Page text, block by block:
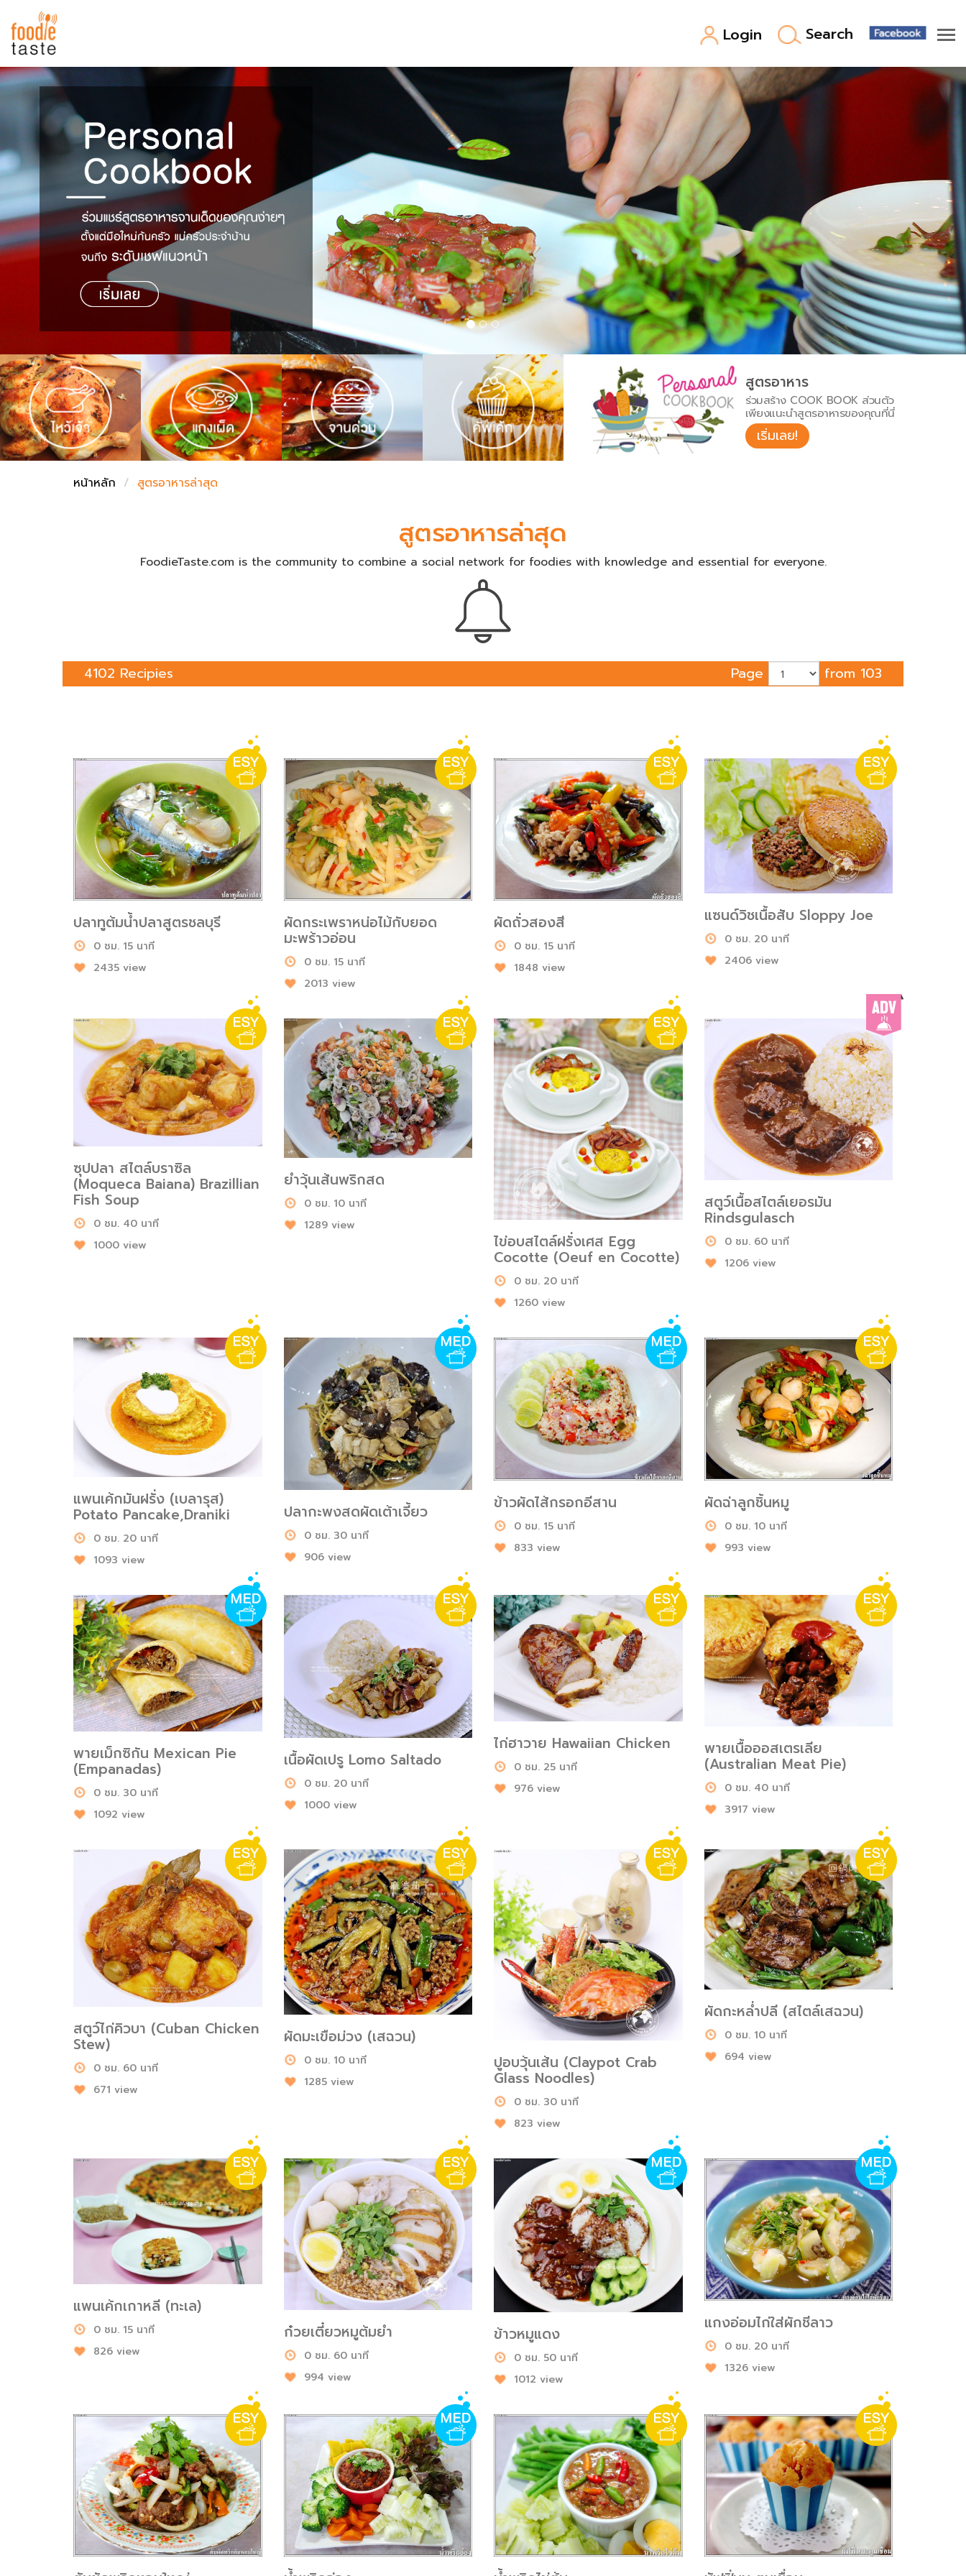
Login Search
สูตรอาหาร
สูตรอาหารล่าสุด
Top Foodie
พาไปชิม
สารพันก้นครัว
เคล็ดลับน่ารู้
เปรียบเทียบหน่วยการตวง
เปรียบเทียบอุณหภูมิ
เปรียบเทียบน้ำหนักวัตถุดิบ
ชั่งตวงเนย
FoodPedia
สร้าง Cookbook
สูตรอาหาร
ร่วมสร้าง COOK BOOK ส่วนตัว
เพียงแนะนำสูตรอาหารของคุณที่นี่
เริ่มเลย!
หน้าหลัก สูตรอาหารล่าสุด
สูตรอาหารล่าสุด
FoodieTaste.com is the community to combine a social network for foodies with knowledge and essential for everyone.
4102 Recipies Page from 103
ปลาทูต้มน้ำปลาสูตรชลบุรี
0 ชม. 15 นาที
2435 view
ผัดกระเพราหน่อไม้กับยอด
มะพร้าวอ่อน
0 ชม. 15 นาที
2013 view
ผัดถั่วสองสี
0 ชม. 15 นาที
1848 view
แซนด์วิชเนื้อสับ Sloppy Joe
0 ชม. 20 นาที
2406 view
ซุปปลา สไตล์บราซิล
(Moqueca Baiana) Brazillian
Fish Soup
0 ชม. 40 นาที
1000 view
ยำวุ้นเส้นพริกสด
0 ชม. 10 นาที
1289 view
ไข่อบสไตล์ฝรั่งเศส Egg
Cocotte (Oeuf en Cocotte)
0 ชม. 20 นาที
1260 view
สตูว์เนื้อสไตล์เยอรมัน
Rindsgulasch
0 ชม. 60 นาที
1206 view
แพนเค้กมันฝรั่ง (เบลารุส)
Potato Pancake,Draniki
0 ชม. 20 นาที
1093 view
ปลากะพงสดผัดเต้าเจี้ยว
0 ชม. 30 นาที
906 view
ข้าวผัดไส้กรอกอีสาน
0 ชม. 15 นาที
833 view
ผัดฉ่าลูกชิ้นหมู
0 ชม. 10 นาที
993 view
พายเม็กซิกัน Mexican Pie
(Empanadas)
0 ชม. 30 นาที
1092 view
เนื้อผัดเปรู Lomo Saltado
0 ชม. 20 นาที
1000 view
ไก่ฮาวาย Hawaiian Chicken
0 ชม. 25 นาที
976 view
พายเนื้อออสเตรเลีย
(Australian Meat Pie)
0 ชม. 40 นาที
3917 view
สตูว์ไก่คิวบา (Cuban Chicken
Stew)
0 ชม. 60 นาที
671 view
ผัดมะเขือม่วง (เสฉวน)
0 ชม. 10 นาที
1285 view
ปูอบวุ้นเส้น (Claypot Crab
Glass Noodles)
0 ชม. 30 นาที
823 view
ผัดกะหล่ำปลี (สไตล์เสฉวน)
0 ชม. 10 นาที
694 view
แพนเค้กเกาหลี (ทะเล)
0 ชม. 15 นาที
826 view
ก๋วยเตี๋ยวหมูต้มยำ
0 ชม. 60 นาที
994 view
ข้าวหมูแดง
0 ชม. 50 นาที
1012 view
แกงอ่อมไก่ใส่ผักชีลาว
0 ชม. 20 นาที
1326 view